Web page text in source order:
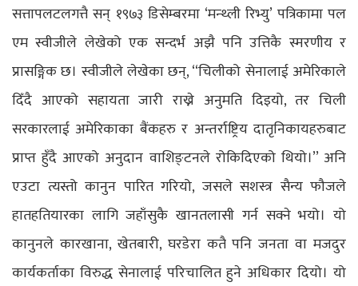
सत्तापलटलगत्तै सन् १९७३ डिसेम्बरमा ‘मन्थ्ली रिभ्यु’ पत्रिकामा पल
एम स्वीजीले लेखेको एक सन्दर्भ अझै पनि उत्तिकै स्मरणीय र
प्रासङ्गिक छ। स्वीजीले लेखेका छन्, ‘‘चिलीको सेनालाई अमेरिकाले
दिँदै आएको सहायता जारी राख्ने अनुमति दिइयो, तर चिली
सरकारलाई अमेरिकाका बैंकहरु र अन्तर्राष्ट्रिय दातृनिकायहरुबाट
प्राप्त हुँदै आएको अनुदान वाशिङ्टनले रोकिदिएको थियो।’’ अनि
एउटा त्यस्तो कानुन पारित गरियो, जसले सशस्त्र सैन्य फौजले
हातहतियारका लागि जहाँसुकै खानतलासी गर्न सक्ने भयो। यो
कानुनले कारखाना, खेतबारी, घरडेरा कतै पनि जनता वा मजदुर
कार्यकर्ताका विरुद्ध सेनालाई परिचालित हुने अधिकार दियो। यो